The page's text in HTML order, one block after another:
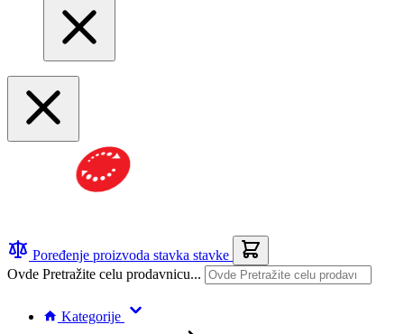
Poređenje proizvoda stavka stavke
Ovde Pretražite celu prodavnicu...
Kategorije